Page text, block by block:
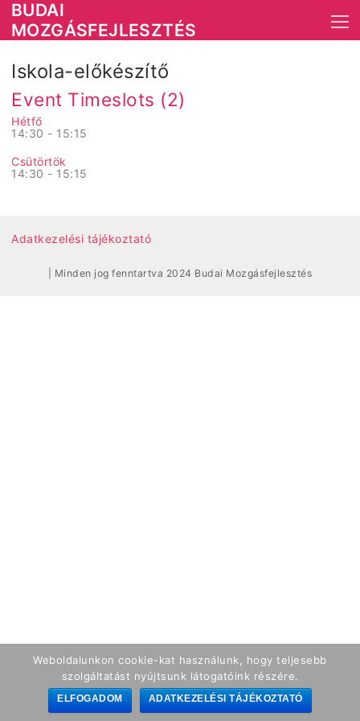
Skip
content
BUDAI
MOZGÁSFEJLESZTÉS
Iskola-előkészítő
Event Timeslots (2)
Hétfő
14:30 - 15:15
Csütörtök
14:30 - 15:15
Adatkezelési tájékoztató
| Minden jog fenntartva 2024 Budai Mozgásfejlesztés
Weboldalunkon cookie-kat használunk, hogy teljesebb
szolgáltatást nyújtsunk látogatóink részére.
ELFOGADOM ADATKEZELÉSI TÁJÉKOZTATÓ